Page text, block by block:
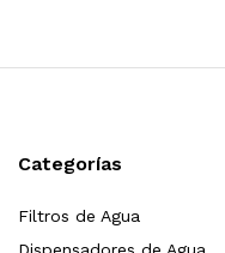
Categorías
Filtros de Agua